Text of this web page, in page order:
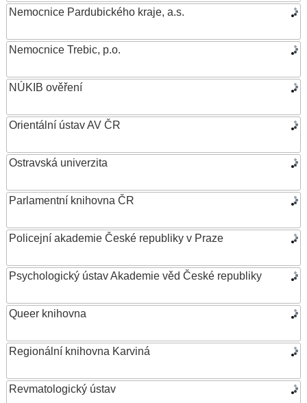
Nemocnice Pardubického kraje, a.s.
Nemocnice Trebic, p.o.
NÚKIB ověření
Orientální ústav AV ČR
Ostravská univerzita
Parlamentní knihovna ČR
Policejní akademie České republiky v Praze
Psychologický ústav Akademie věd České republiky
Queer knihovna
Regionální knihovna Karviná
Revmatologický ústav